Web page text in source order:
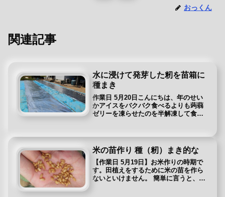
おっくん
関連記事
水に浸けて発芽した籾を苗箱に
種まき
作業日 5月20日こんにちは、年のせい
かアイスをバクバク食べるよりも蒟蒻
ゼリーを凍らせたのを半解凍して食べ
米シリーズ第2弾！家庭菜園でいう所の
種まきの部分です。 種は前回水に...
米の苗作り 種（籾）まき的な
【作業日 5月19日】お米作りの時期で
す。田植えをするために米の苗を作ら
ないといけません。 簡単に言うと、お